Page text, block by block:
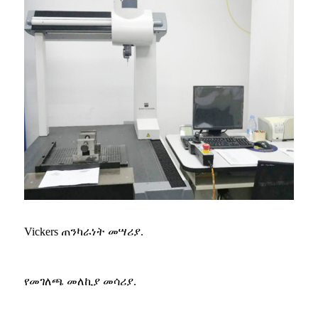
Vickers ጠንካራነት መሣሪያ.
የመገለጫ መለኪያ መሳሪያ.